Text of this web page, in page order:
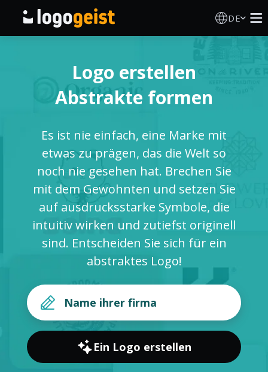
DE
KI Logo Generator
Druckprodukte
Über
Blog
ANMELDEN
Logo erstellen
Abstrakte formen
Es ist nie einfach, eine Marke mit
etwas zu prägen, das die Welt so
noch nie gesehen hat. Brechen Sie
mit dem Gewohnten und setzen Sie
auf ausdrucksstarke Symbole, die
intuitiv wirken und zutiefst originell
sind. Entscheiden Sie sich für ein
abstraktes Logo!
Ein Logo erstellen